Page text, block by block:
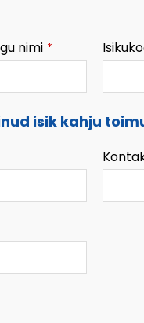
nimi *
isik kahju